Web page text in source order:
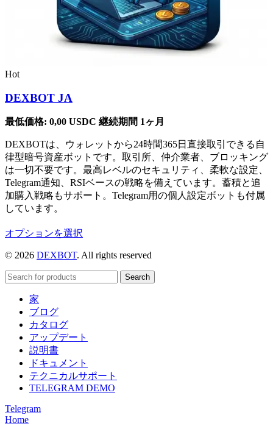
Hot
DEXBOT JA
最低価格: 0,00 USDC 継続期間 1ヶ月
DEXBOTは、ウォレットから24時間365日直接取引できる自
律型暗号資産ボットです。取引所、仲介業者、ブロッキング
は一切不要です。最高レベルのセキュリティ、柔軟な設定、
Telegram通知、RSIベースの戦略を備えています。蓄積と追
加購入戦略もサポート。Telegram用の個人設定ボットも付属
しています。
オプションを選択
商
品
に
の
リ
エ
ー
© 2026 DEXBOT. All rights reserved
Search
家
ブログ
カタログ
アップデート
説明書
ドキュメント
テクニカルサポート
TELEGRAM DEMO
Telegram
Home